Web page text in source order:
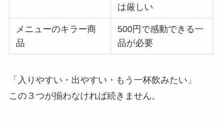
は厳しい
メニューのキラー商
品
500円で感動できる一
品が必要
「入りやすい・出やすい・もう一杯飲みたい」
この３つが揃わなければ続きません。